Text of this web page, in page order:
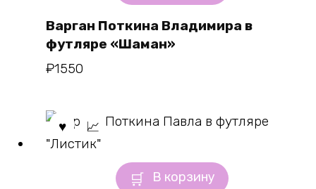
Варган Поткина Владимира в
футляре «Шаман»
₽1550
В корзину